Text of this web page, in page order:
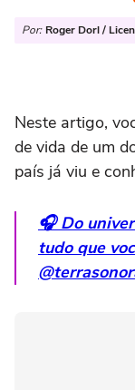
Por: Roger Dorl /
Neste artigo,
de vida de um
país já viu e
🎧 Do
tudo que